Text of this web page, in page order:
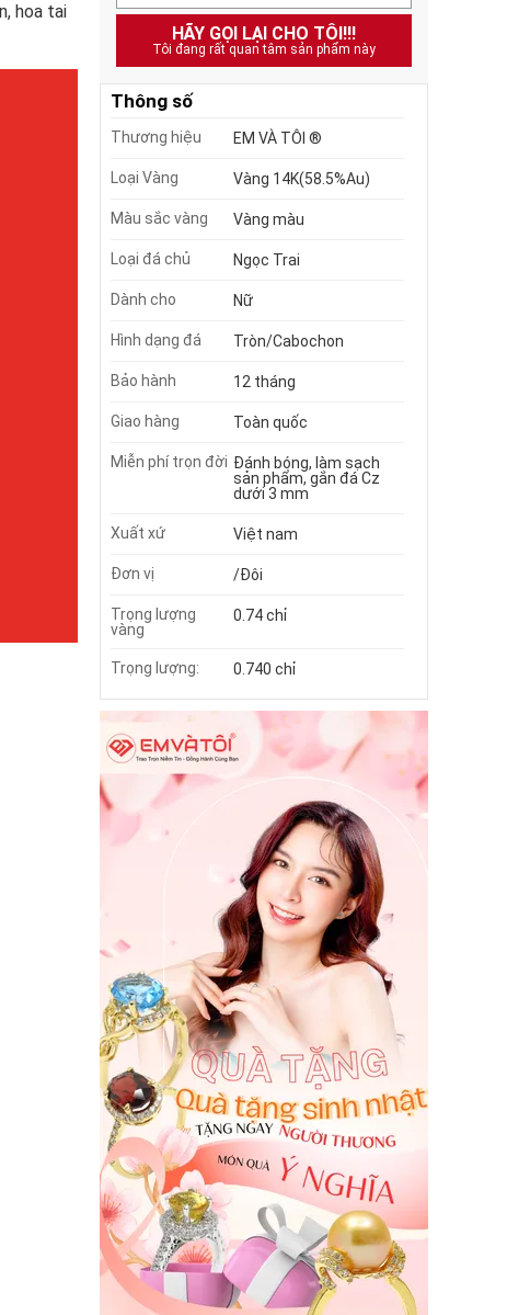
hoa tai
HÃY GỌI LẠI CHO TÔI!!!
Tôi đang rất quan tâm sản phẩm này
Thông số
Thương hiệu EM VÀ TÔI ®
Loại Vàng Vàng 14K(58.5%Au)
Màu sắc vàng Vàng màu
Loại đá chủ Ngọc Trai
Dành cho Nữ
Hình dạng đá Tròn/Cabochon
Bảo hành 12 tháng
Giao hàng Toàn quốc
Miễn phí trọn đời Đánh bóng, làm sạch
sản phẩm, gắn đá Cz
dưới 3 mm
Xuất xứ Việt nam
Đơn vị /Đôi
Trọng lượng
vàng
0.74 chỉ
Trọng lượng: 0.740 chỉ